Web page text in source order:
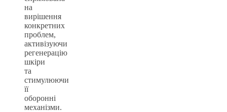
на
вирішення
конкретних
проблем,
активізуючи
регенерацію
шкіри
та
стимулюючи
її
оборонні
механізми.